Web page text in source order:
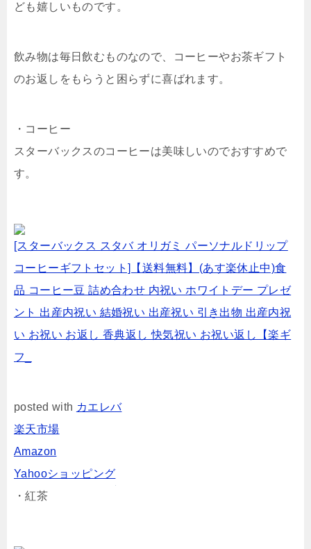
ども嬉しいものです。
飲み物は毎日飲むものなので、コーヒーやお茶ギフト
のお返しをもらうと困らずに喜ばれます。
・コーヒー
スターバックスのコーヒーは美味しいのでおすすめで
す。
[スターバックス スタバ オリガミ パーソナルドリップ
コーヒーギフトセット]【送料無料】(あす楽休止中)食
品 コーヒー豆 詰め合わせ 内祝い ホワイトデー プレゼ
ント 出産内祝い 結婚祝い 出産祝い 引き出物 出産内祝
い お祝い お返し 香典返し 快気祝い お祝い返し【楽ギ
フ_
posted with カエレバ
楽天市場
Amazon
Yahooショッピング
・紅茶